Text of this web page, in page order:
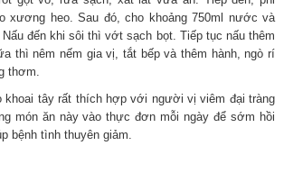
xương heo. Sau đó, cho khoảng 750ml nước và
đến khi sôi thì vớt sạch bọt. Tiếp tục nấu thêm
thì nêm nếm gia vị, tắt bếp và thêm hành, ngò rí
thơm.
khoai tây rất thích hợp với người vị viêm đại tràng
món ăn này vào thực đơn mỗi ngày để sớm hồi
bệnh tình thuyên giảm.